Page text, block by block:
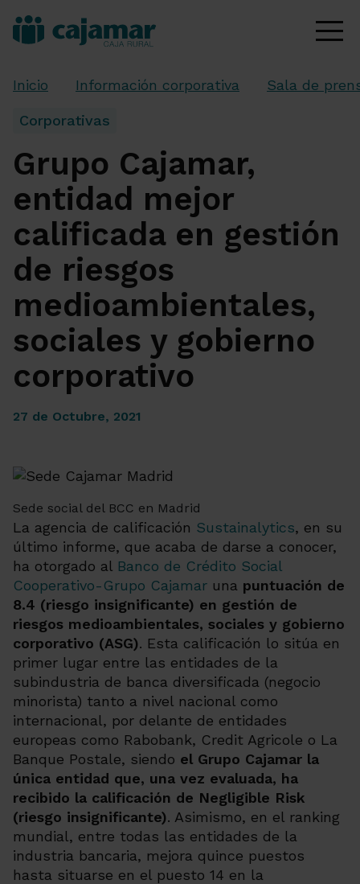
Inicio Información corporativa Sala de
Corporativas
Grupo Cajamar,
entidad mejor
calificada en gestión
de riesgos
medioambientales,
sociales y gobierno
corporativo
27 de Octubre, 2021
Sede social del BCC en Madrid
La agencia de calificación Sustainalytics, en su
último informe, que acaba de darse a conocer,
ha otorgado al Banco de Crédito Social
Cooperativo-Grupo Cajamar una puntuación de
8.4 (riesgo insignificante) en gestión de
riesgos medioambientales, sociales y gobierno
corporativo (ASG). Esta calificación lo sitúa en
primer lugar entre las entidades de la
subindustria de banca diversificada (negocio
minorista) tanto a nivel nacional como
internacional, por delante de entidades
europeas como Rabobank, Credit Agricole o La
Banque Postale, siendo el Grupo Cajamar la
única entidad que, una vez evaluada, ha
recibido la calificación de Negligible Risk
(riesgo insignificante). Asimismo, en el ranking
mundial, entre todas las entidades de la
industria bancaria, mejora quince puestos
hasta situarse en el puesto 14 en la